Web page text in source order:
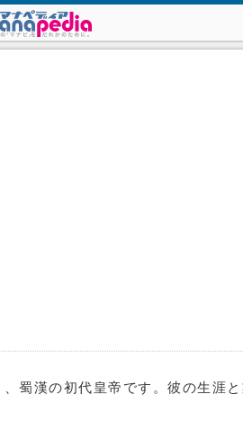
蜀漢の初代皇帝です。彼の生涯